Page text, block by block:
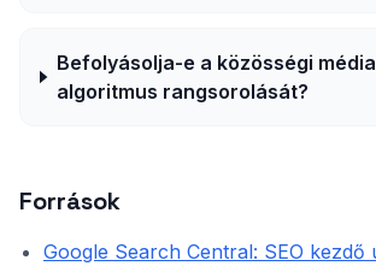
Befolyásolja-e a közösségi
algoritmus rangsorolását?
Források
Google Search Central: SEO kezdő